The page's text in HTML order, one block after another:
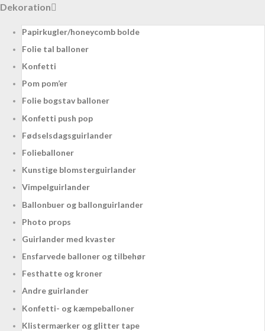
Dekoration
Papirkugler/honeycomb bolde
Folie tal balloner
Konfetti
Pom pom’er
Folie bogstav balloner
Konfetti push pop
Fødselsdagsguirlander
Folieballoner
Kunstige blomsterguirlander
Vimpelguirlander
Ballonbuer og ballonguirlander
Photo props
Guirlander med kvaster
Ensfarvede balloner og tilbehør
Festhatte og kroner
Andre guirlander
Konfetti- og kæmpeballoner
Klistermærker og glitter tape